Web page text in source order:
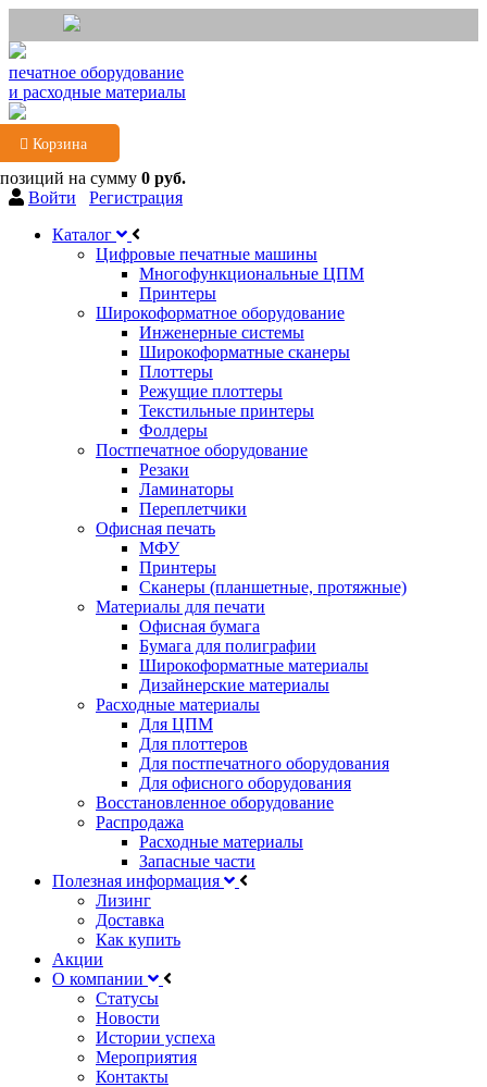
печатное оборудование
и расходные материалы
Корзина
на сумму 0 руб.
Войти
Регистрация
Каталог
Цифровые печатные машины
Многофункциональные ЦПМ
Принтеры
Широкоформатное оборудование
Инженерные системы
Широкоформатные сканеры
Плоттеры
Режущие плоттеры
Текстильные принтеры
Фолдеры
Постпечатное оборудование
Резаки
Ламинаторы
Переплетчики
Офисная печать
МФУ
Принтеры
Сканеры (планшетные, протяжные)
Материалы для печати
Офисная бумага
Бумага для полиграфии
Широкоформатные материалы
Дизайнерские материалы
Расходные материалы
Для ЦПМ
Для плоттеров
Для постпечатного оборудования
Для офисного оборудования
Восстановленное оборудование
Распродажа
Расходные материалы
Запасные части
Полезная информация
Лизинг
Доставка
Как купить
Акции
О компании
Статусы
Новости
Истории успеха
Мероприятия
Контакты